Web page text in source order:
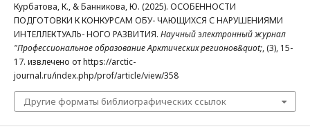
Курбатова, К., & Банникова, Ю. (2025). ОСОБЕННОСТИ
ПОДГОТОВКИ К КОНКУРСАМ ОБУ- ЧАЮЩИХСЯ С НАРУШЕНИЯМИ
ИНТЕЛЛЕКТУАЛЬ- НОГО РАЗВИТИЯ. Научный электронный журнал
"Профессиональное образование Арктических регионов&quot;, (3), 15-
17. извлечено от https://arctic-
journal.ru/index.php/prof/article/view/358
Другие форматы библиографических ссылок